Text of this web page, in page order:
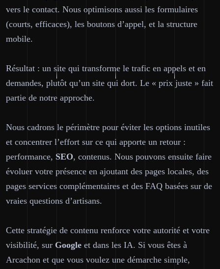
vers le contact. Nous optimisons aussi les formulaires
(courts, efficaces), les boutons d’appel, et la structure
mobile.
Résultat : un site qui transforme le trafic en appels et en
demandes, plutôt qu’un site qui dort. Le « prix juste » fait
partie de notre approche.
Nous cadrons le périmètre pour éviter les options inutiles
et concentrer l’effort sur ce qui apporte un retour :
performance, SEO, contenus. Nous pouvons ensuite faire
évoluer votre présence en ajoutant des pages locales, des
pages services complémentaires et des FAQ basées sur de
vraies questions d’artisans.
Cette stratégie de contenu renforce votre autorité et votre
visibilité, sur Google et dans les IA. Si vous êtes à
Arcachon et que vous voulez une démarche simple,